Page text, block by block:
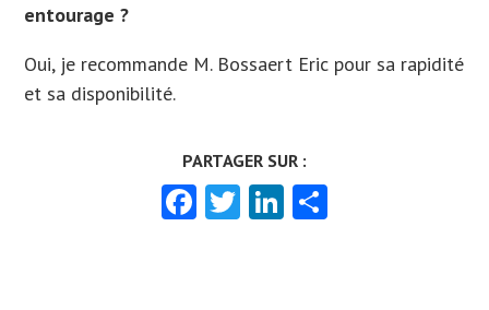
entourage ?
Oui, je recommande M. Bossaert Eric pour sa rapidité
et sa disponibilité.
Facebook
TwitterLinkedIn